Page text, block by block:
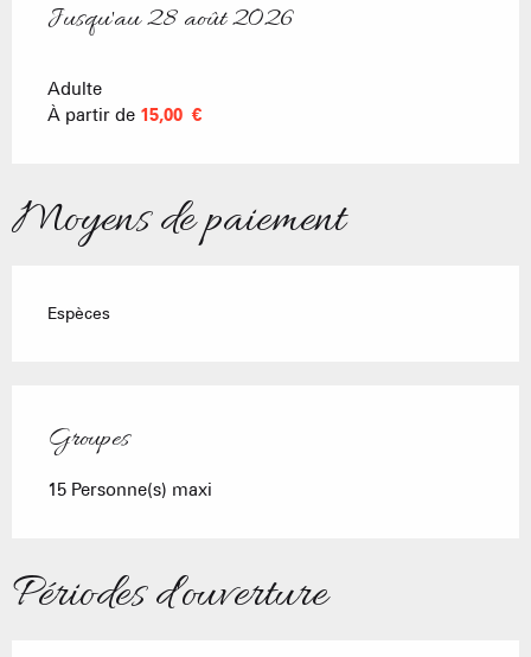
Du10 juillet 2026au28 août 2026
Jusqu'au28 août 2026
Adulte
À partir de 15,00 €
Moyens de paiement
Espèces
Groupes
Groupes
15 Personne(s) maxi
Périodes d'ouverture